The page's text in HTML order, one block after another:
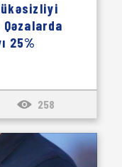
25%
258